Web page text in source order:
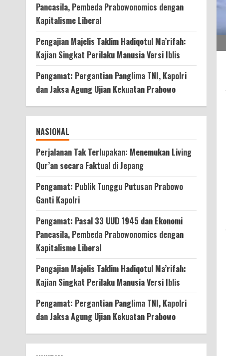
Pancasila, Pembeda Prabowonomics dengan
Kapitalisme Liberal
Pengajian Majelis Taklim Hadiqotul Ma’rifah:
Kajian Singkat Perilaku Manusia Versi Iblis
Pengamat: Pergantian Panglima TNI, Kapolri
dan Jaksa Agung Ujian Kekuatan Prabowo
NASIONAL
Perjalanan Tak Terlupakan: Menemukan Living
Qur’an secara Faktual di Jepang
Pengamat: Publik Tunggu Putusan Prabowo
Ganti Kapolri
Pengamat: Pasal 33 UUD 1945 dan Ekonomi
Pancasila, Pembeda Prabowonomics dengan
Kapitalisme Liberal
Pengajian Majelis Taklim Hadiqotul Ma’rifah:
Kajian Singkat Perilaku Manusia Versi Iblis
Pengamat: Pergantian Panglima TNI, Kapolri
dan Jaksa Agung Ujian Kekuatan Prabowo